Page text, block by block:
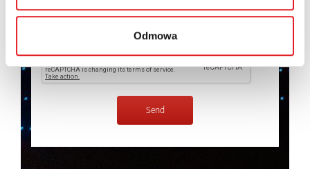
Odmowa
I have read thePrivacy Policy*